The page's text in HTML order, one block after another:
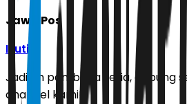
Jawa Pos
Ikuti
Jadilah pembaca setia, gabung
channel kami!